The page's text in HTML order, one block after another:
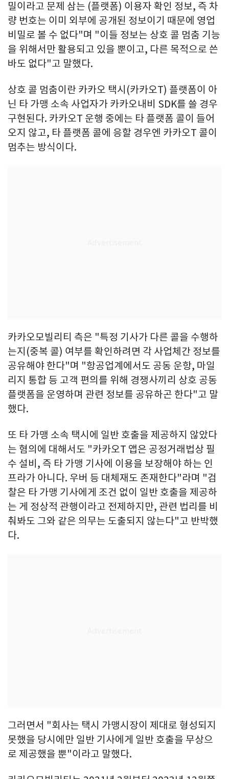
밀이라고 문제 삼는 (플랫폼) 이용자 확인 정보, 즉 차
량 번호는 이미 외부에 공개된 정보이기 때문에 영업
비밀로 볼 수 없다"며 "이들 정보는 상호 콜 멈춤 기능
을 위해서만 활용되고 있을 뿐이고, 다른 목적으로 쓴
바도 없다"고 말했다.
상호 콜 멈춤이란 카카오 택시(카카오T) 플랫폼이 아
닌 타 가맹 소속 사업자가 카카오내비 SDK를 쓸 경우
구현된다. 카카오T 운행 중에는 타 플랫폼 콜이 들어
오지 않고, 타 플랫폼 콜에 응할 경우엔 카카오T 콜이
멈추는 방식이다.
카카오모빌리티 측은 "특정 기사가 다른 콜을 수행하
는지(중복 콜) 여부를 확인하려면 각 사업체간 정보를
공유해야 한다"며 "항공업계에서도 공동 운항, 마일
리지 통합 등 고객 편의를 위해 경쟁사끼리 상호 공동
플랫폼을 운영하며 관련 정보를 공유하곤 한다"고 말
했다.
또 타 가맹 소속 택시에 일반 호출을 제공하지 않았다
는 혐의에 대해서도 "카카오T 앱은 공정거래법상 필
수 설비, 즉 타 가맹 기사에 이용을 보장해야 하는 인
프라가 아니다. 우버 등 대체재도 존재한다"라며 "검
찰은 타 가맹 기사에게 조건 없이 일반 호출을 제공하
는 게 정상적 관행이라고 전제하지만, 관련 법리를 비
춰봐도 그와 같은 의무는 도출되지 않는다"고 반박했
다.
그러면서 "회사는 택시 가맹시장이 제대로 형성되지
못했을 당시에만 일반 기사에게 일반 호출을 무상으
로 제공했을 뿐"이라고 말했다.